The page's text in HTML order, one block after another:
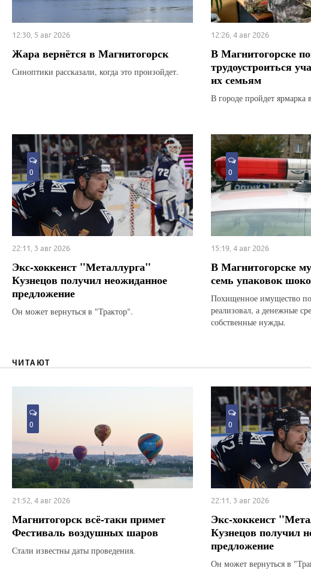
12:30, 5 авг 2026
Жара вернётся в Магнитогорск
Синоптики рассказали, когда это произойдет.
12:26, 4 авг 2026
В Магнитогорске
трудоустроиться
их семьям
В городе пройдет ярмарка
0
22:11, 3 авг 2026
Экс-хоккеист "Металлурга"
Кузнецов получил неожиданное
предложение
Он может вернуться в "Трактор".
0
15:19, 4 авг 2026
В Магнитогорске
семь упаковок
Похищенное имущество
реализовал, а денежные
собственные нужды.
ЧИТАЮТ
0
21:52, 4 авг 2026
Магнитогорск всё-таки примет
Фестиваль воздушных шаров
Стали известны даты проведения.
0
22:11, 3 авг 2026
Экс-хоккеист
Кузнецов получил
предложение
Он может вернуться в